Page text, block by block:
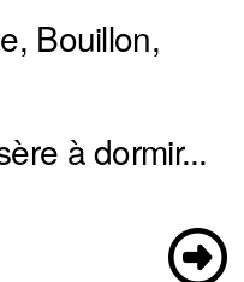
Bouillon,
à dormir...